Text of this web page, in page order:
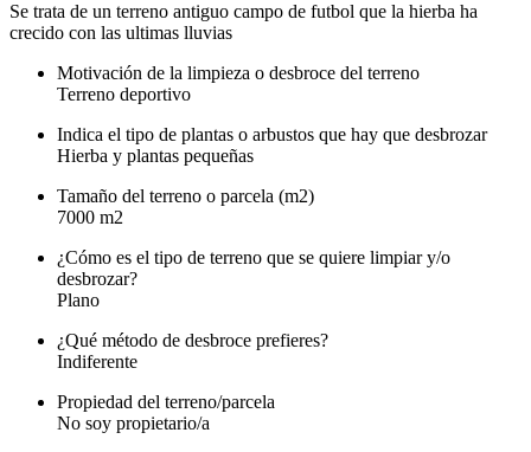
Se trata de un terreno antiguo campo de futbol que la hierba ha
crecido con las ultimas lluvias
Motivación de la limpieza o desbroce del terreno
Terreno deportivo
Indica el tipo de plantas o arbustos que hay que desbrozar
Hierba y plantas pequeñas
Tamaño del terreno o parcela (m2)
7000 m2
¿Cómo es el tipo de terreno que se quiere limpiar y/o
desbrozar?
Plano
¿Qué método de desbroce prefieres?
Indiferente
Propiedad del terreno/parcela
No soy propietario/a